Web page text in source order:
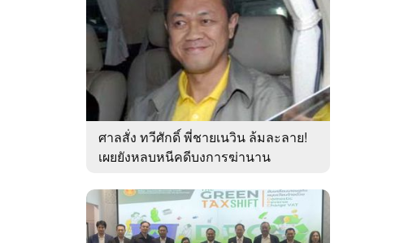
ศาลสั่ง ทวีศักดิ์ พี่ชายเนวิน ล้มละลาย!
เผยยังหลบหนีคดีบงการฆ่านาน